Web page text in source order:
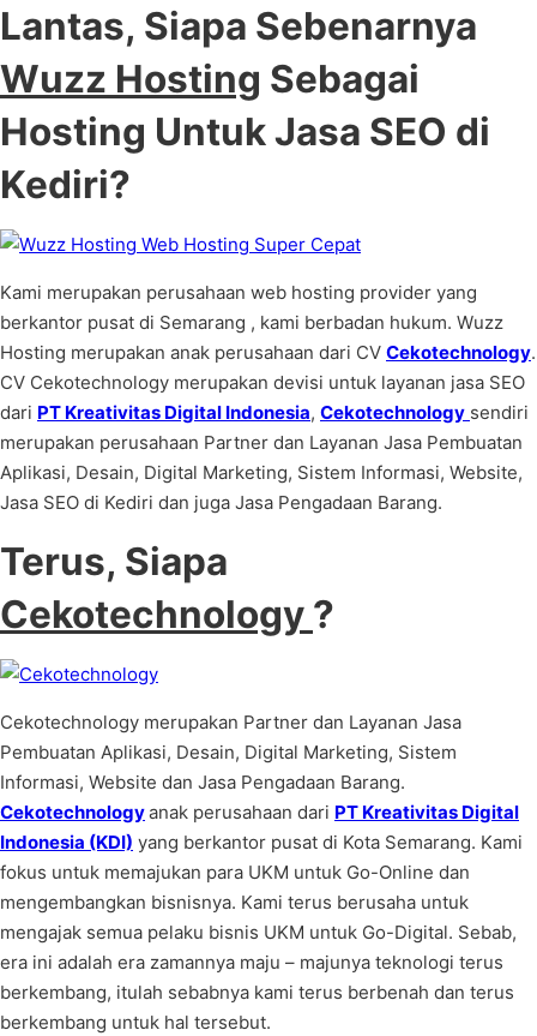
Lantas, Siapa Sebenarnya
Wuzz Hosting Sebagai
Hosting Untuk Jasa SEO di
Kediri?
Kami merupakan perusahaan web hosting provider yang
berkantor pusat di Semarang , kami berbadan hukum. Wuzz
Hosting merupakan anak perusahaan dari CV Cekotechnology.
CV Cekotechnology merupakan devisi untuk layanan jasa SEO
dari PT Kreativitas Digital Indonesia, Cekotechnology sendiri
merupakan perusahaan Partner dan Layanan Jasa Pembuatan
Aplikasi, Desain, Digital Marketing, Sistem Informasi, Website,
Jasa SEO di Kediri dan juga Jasa Pengadaan Barang.
Terus, Siapa
Cekotechnology ?
Cekotechnology merupakan Partner dan Layanan Jasa
Pembuatan Aplikasi, Desain, Digital Marketing, Sistem
Informasi, Website dan Jasa Pengadaan Barang.
Cekotechnologyanak perusahaan dari PT Kreativitas Digital
Indonesia (KDI) yang berkantor pusat di Kota Semarang. Kami
fokus untuk memajukan para UKM untuk Go-Online dan
mengembangkan bisnisnya. Kami terus berusaha untuk
mengajak semua pelaku bisnis UKM untuk Go-Digital. Sebab,
era ini adalah era zamannya maju – majunya teknologi terus
berkembang, itulah sebabnya kami terus berbenah dan terus
berkembang untuk hal tersebut.